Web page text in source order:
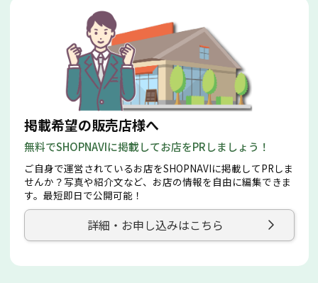
掲載希望の販売店様へ
無料でSHOPNAVIに掲載してお店をPRしましょう！
ご自身で運営されているお店をSHOPNAVIに掲載してPRしま
せんか？写真や紹介文など、お店の情報を自由に編集できま
す。最短即日で公開可能！
詳細・お申し込みはこちら